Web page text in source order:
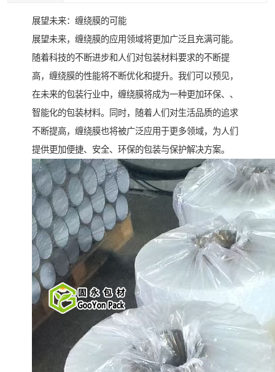
展望未来：缠绕膜的可能
展望未来，缠绕膜的应用领域将更加广泛且充满可能。
随着科技的不断进步和人们对包装材料要求的不断提
高，缠绕膜的性能将不断优化和提升。我们可以预见，
在未来的包装行业中，缠绕膜将成为一种更加环保、、
智能化的包装材料。同时，随着人们对生活品质的追求
不断提高，缠绕膜也将被广泛应用于更多领域，为人们
提供更加便捷、安全、环保的包装与保护解决方案。